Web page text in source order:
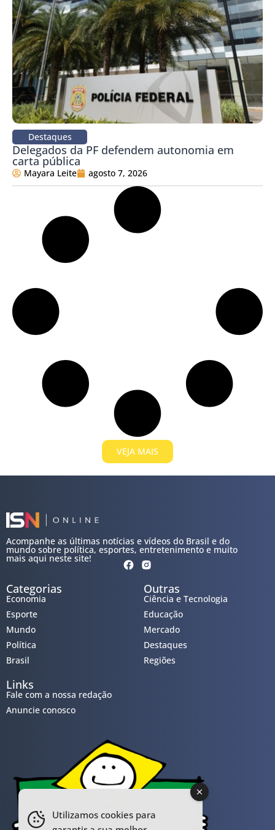
Destaques
Delegados da PF defendem autonomia em
carta pública
Mayara Leite agosto 7, 2026
VEJA MAIS
Acompanhe as últimas notícias e vídeos do Brasil e do
mundo sobre política, esportes, entretenimento e muito
mais aqui neste site!
Categorias
Economia
Esporte
Mundo
Política
Brasil
Outras
Ciência e Tecnologia
Educação
Mercado
Destaques
Regiões
Links
Fale com a nossa redação
Anuncie conosco
Utilizamos cookies para